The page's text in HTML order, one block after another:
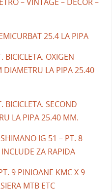
25.4 LA PIPA
BICICLETA. OXIGEN
LA PIPA 25.40
BICICLETA. SECOND
LA PIPA 25.40 MM.
IG 51 – PT. 8
ZA RAPIDA
9 PINIOANE KMC X 9 –
MTB ETC